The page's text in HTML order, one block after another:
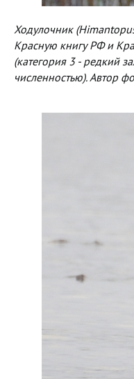
Ходулочник
Красную книгу РФ и
(категория 3 - редкий
численностью). Автор